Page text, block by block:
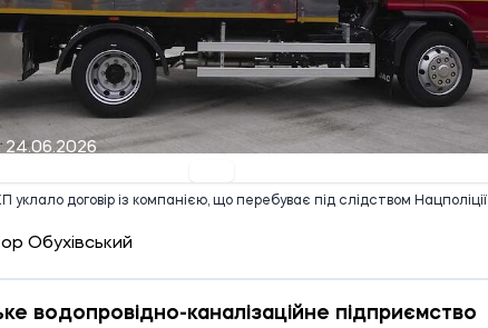
24.06.2026
уклало договір із компанією, що перебуває під слідством Нацполіції
Обухівський
водопровідно-каналізаційне підприємство